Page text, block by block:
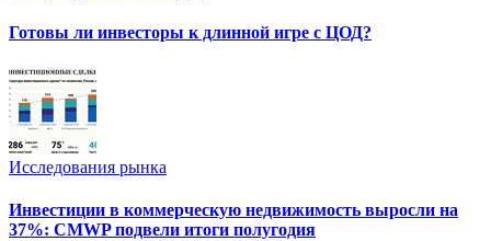
Готовы ли инвесторы к длинной игре с ЦОД?
Исследования рынка
Инвестиции в коммерческую недвижимость выросли на
37%: CMWP подвели итоги полугодия